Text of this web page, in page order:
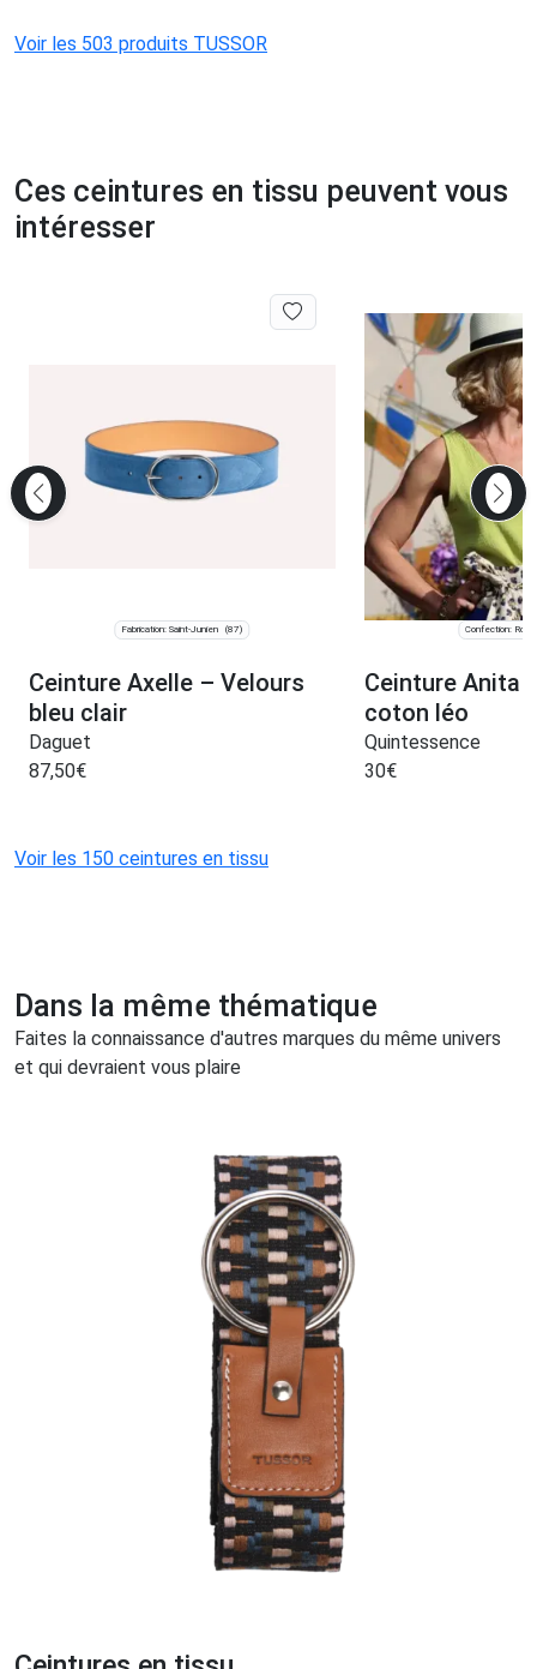
Voir les 503 produits TUSSOR
Ces ceintures en tissu peuvent vous
intéresser
Fabrication: Saint-Junien (87)
Ceinture Axelle – Velours
bleu clair
Daguet
87,50€
Confection:
Ceinture Anita
coton léo
Quintessence
30€
Voir les 150 ceintures en tissu
Dans la même thématique
Faites la connaissance d'autres marques du même univers
et qui devraient vous plaire